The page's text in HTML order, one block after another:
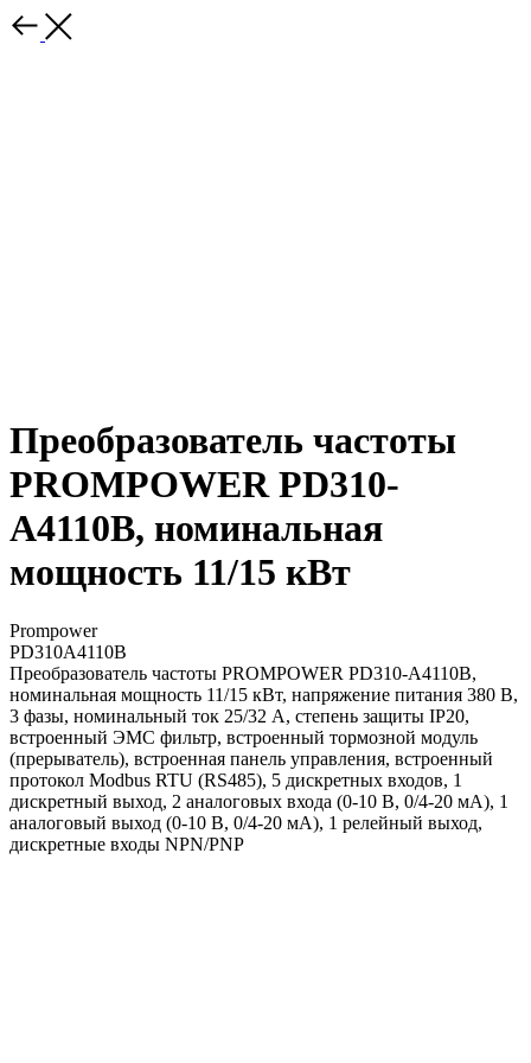
Преобразователь частоты
PROMPOWER PD310-
A4110B, номинальная
мощность 11/15 кВт
Prompower
PD310A4110B
Преобразователь частоты PROMPOWER PD310-A4110B,
номинальная мощность 11/15 кВт, напряжение питания 380 В,
3 фазы, номинальный ток 25/32 А, степень защиты IP20,
встроенный ЭМС фильтр, встроенный тормозной модуль
(прерыватель), встроенная панель управления, встроенный
протокол Modbus RTU (RS485), 5 дискретных входов, 1
дискретный выход, 2 аналоговых входа (0-10 В, 0/4-20 мА), 1
аналоговый выход (0-10 В, 0/4-20 мА), 1 релейный выход,
дискретные входы NPN/PNP